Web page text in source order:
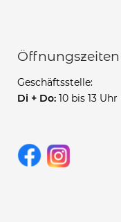
Öffnungszeiten
Geschäftsstelle:
Di + Do: 10 bis 13 Uhr